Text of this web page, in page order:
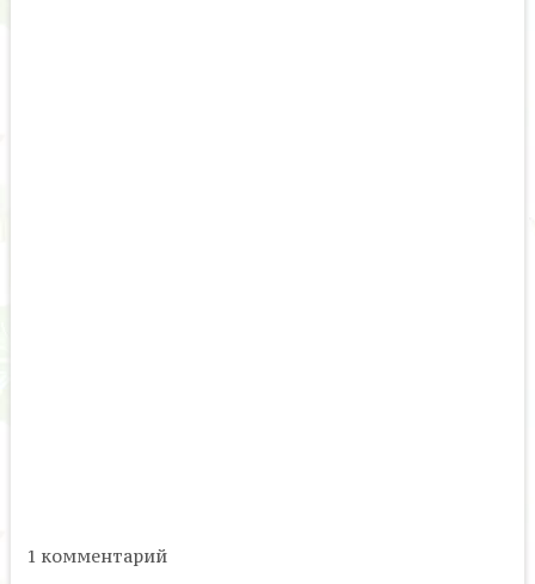
1 комментарий